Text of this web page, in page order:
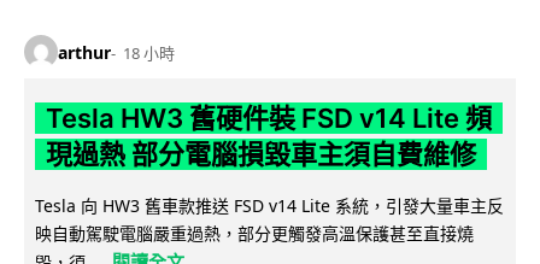
arthur 18 小時
Tesla HW3 舊硬件裝 FSD v14 Lite 頻
現過熱 部分電腦損毀車主須自費維修
Tesla 向 HW3 舊車款推送 FSD v14 Lite 系統，引發大量車主反
映自動駕駛電腦嚴重過熱，部分更觸發高溫保護甚至直接燒